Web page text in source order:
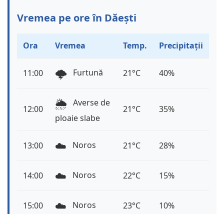
Vremea pe ore în Dăești
Ora Vremea Temp. Precipitații
11:00 🌩️ Furtună 21°C 40%
12:00 🌦️ Averse de
ploaie slabe
21°C 35%
13:00 ☁️ Noros 21°C 28%
14:00 ☁️ Noros 22°C 15%
15:00 ☁️ Noros 23°C 10%